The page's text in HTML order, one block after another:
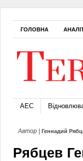
ГОЛОВНА
АЕС
Автор | Геннадий
Рябцев